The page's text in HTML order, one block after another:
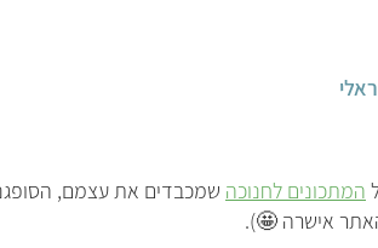
המתכונים לחנוכה שמכבדים את עצמם,
אישרה 🤩).